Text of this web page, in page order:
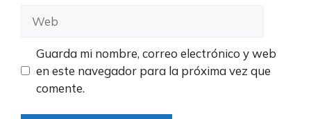
Guarda mi nombre, correo electrónico y web
en este navegador para la próxima vez que
comente.